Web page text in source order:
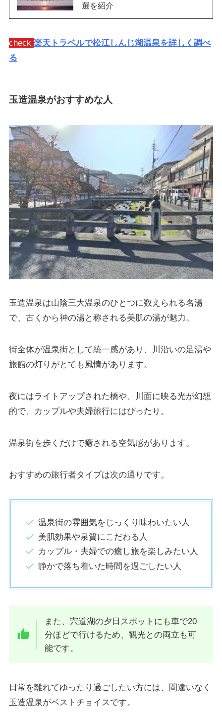
選を紹介
check 楽天トラベルで松江しんじ湖温泉を詳しく調べ
る
玉造温泉がおすすめな人
玉造温泉は山陰三大温泉のひとつに数えられる名湯
で、古くから神の湯と称される美肌の湯が魅力。
街全体が温泉街として統一感があり、川沿いの足湯や
旅館の灯りがとても風情があります。
夜にはライトアップされた橋や、川面に映る光が幻想
的で、カップルや夫婦旅行にはぴったり。
温泉街を歩くだけで癒される空気感があります。
おすすめの旅行者タイプは次の通りです。
温泉街の雰囲気をじっくり味わいたい人
美肌効果や泉質にこだわる人
カップル・夫婦での癒し旅を楽しみたい人
静かで落ち着いた時間を過ごしたい人
また、宍道湖の夕日スポットにも車で20
分ほどで行けるため、観光との両立も可
能です。
日常を離れてゆったり過ごしたい方には、間違いなく
玉造温泉がベストチョイスです。